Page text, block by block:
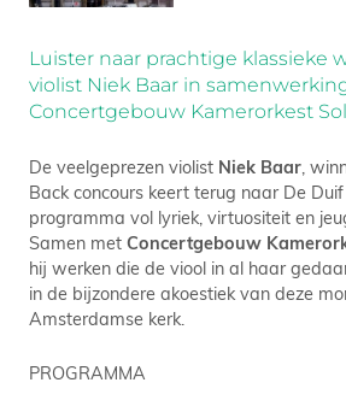
Luister naar prachtige klassieke
violist Niek Baar in
Concertgebouw Kamerorkest
De veelgeprezen violist Niek Baar ,
Back concours keert terug naar De
programma vol lyriek, virtuositeit en
Samen met Concertgebouw
hij werken die de viool in al haar
in de bijzondere akoestiek van deze
Amsterdamse kerk.
PROGRAMMA